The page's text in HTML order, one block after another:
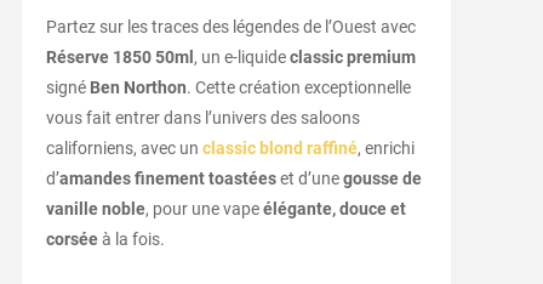
Partez sur les traces des légendes de l’Ouest avec
Réserve 1850 50ml , un e-liquideclassic premium
signé Ben Northon. Cette création exceptionnelle
vous fait entrer dans l’univers des saloons
californiens, avec un classic blond raffiné, enrichi
d’amandes finement toastéeset d’unegousse de
vanille noble, pour une vapeélégante, douce et
corséeà la fois.